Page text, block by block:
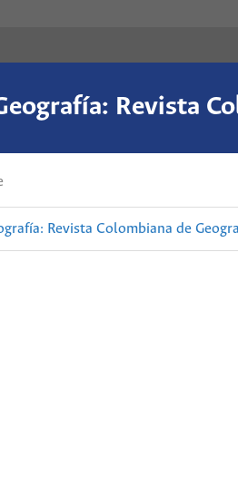
Revista
Revista Colombiana de